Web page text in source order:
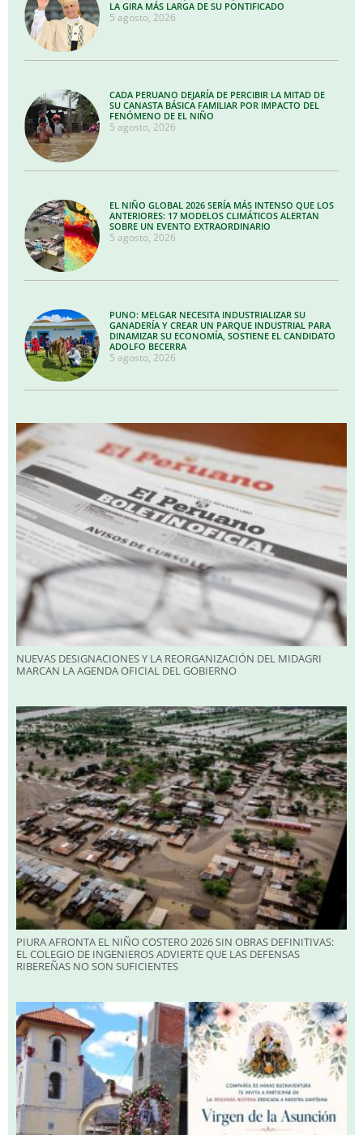
LA GIRA MÁS LARGA DE SU PONTIFICADO
5 agosto, 2026
CADA PERUANO DEJARÍA DE PERCIBIR LA MITAD DE
SU CANASTA BÁSICA FAMILIAR POR IMPACTO DEL
FENÓMENO DE EL NIÑO
5 agosto, 2026
EL NIÑO GLOBAL 2026 SERÍA MÁS INTENSO QUE LOS
ANTERIORES: 17 MODELOS CLIMÁTICOS ALERTAN
SOBRE UN EVENTO EXTRAORDINARIO
5 agosto, 2026
PUNO: MELGAR NECESITA INDUSTRIALIZAR SU
GANADERÍA Y CREAR UN PARQUE INDUSTRIAL PARA
DINAMIZAR SU ECONOMÍA, SOSTIENE EL CANDIDATO
ADOLFO BECERRA
5 agosto, 2026
NUEVAS DESIGNACIONES Y LA REORGANIZACIÓN DEL MIDAGRI
MARCAN LA AGENDA OFICIAL DEL GOBIERNO
PIURA AFRONTA EL NIÑO COSTERO 2026 SIN OBRAS DEFINITIVAS:
EL COLEGIO DE INGENIEROS ADVIERTE QUE LAS DEFENSAS
RIBEREÑAS NO SON SUFICIENTES